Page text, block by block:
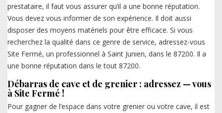
prestataire, il faut vous assurer qu’il a une bonne réputation.
Vous devez vous informer de son expérience. Il doit aussi
disposer des moyens matériels pour être efficace. Si vous
recherchez la qualité dans ce genre de service, adressez-vous
Site Fermé, un professionnel à Saint Junien, dans le 87200. Il a
une bonne réputation dans le tout 87200.
Débarras de cave et de grenier : adressez — vous
à Site Fermé !
Pour gagner de l’espace dans votre grenier ou votre cave, il est